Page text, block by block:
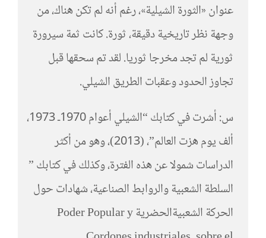
عنوان «الثورة الشيلية»، رغم أنه لم تكن هناك، من
وجهة نظر تاريخية دقيقة، ثورة. كانت ثمة سيرورة
ثورية لم تجد مخرجا ثوريا. لقد تم سحقها قبل
تجاوز الحدود وعقبات الطريق الشيلي.
س: أشرت في كتابك “الشيلي أعوام 1970ـ 1973،
ألف يوم هزت العالم”، (2013)، وهو من أكثر
الدراسات شمولا عن هذه الفترة، وكذلك في كتابك ”
السلطة الشعبية والروابط الصناعية، شهادات حول
الحركة الشعبيةالحضرية Poder Popular y